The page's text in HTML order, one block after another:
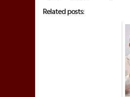
Related posts: